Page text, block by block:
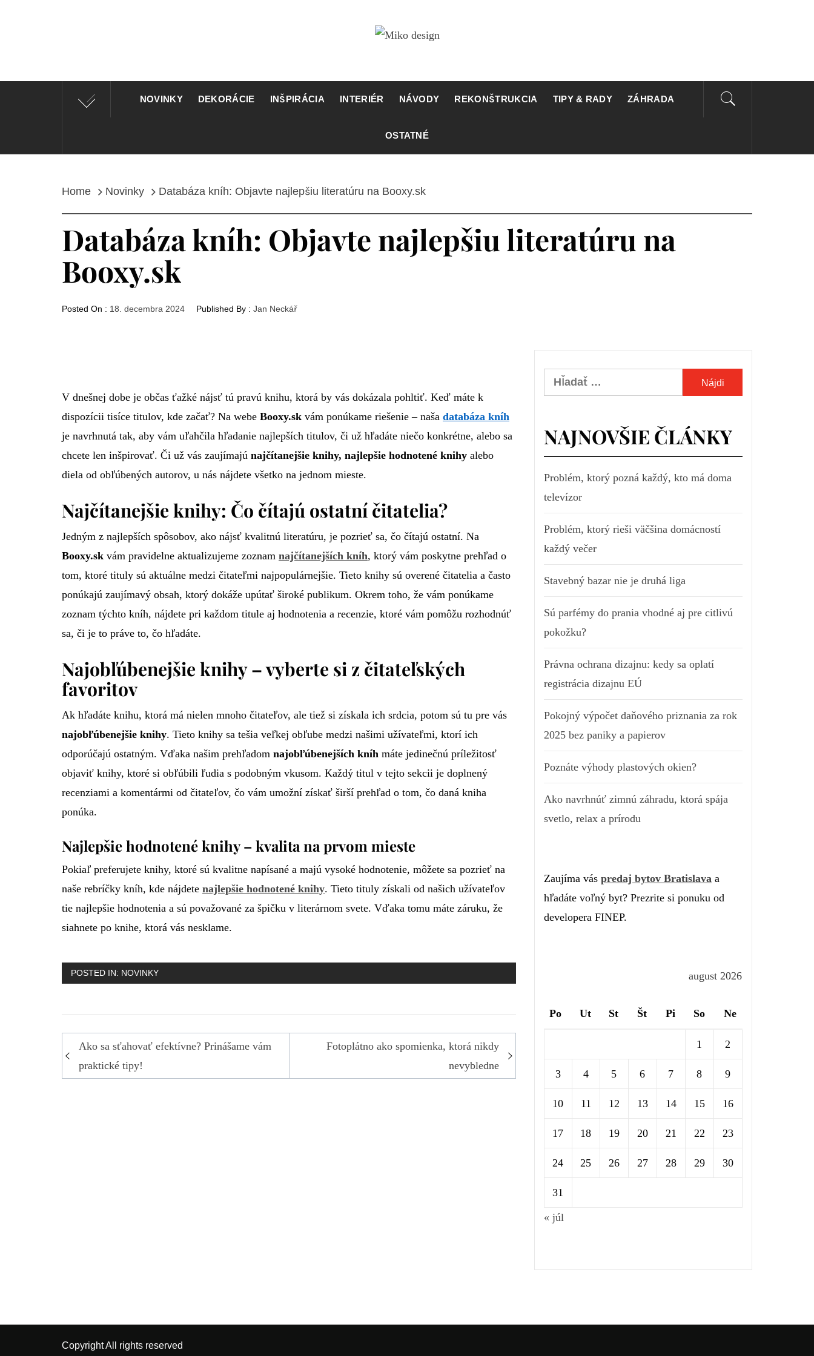
MIKO DESIGN
Novinky, tipy a inšpirácie pre bývaní
NOVINKY DEKORÁCIE INŠPIRÁCIA INTERIÉR NÁVODY REKONŠTRUKCIA TIPY & RADY ZÁHRADA
OSTATNÉ
Home Novinky Databáza kníh: Objavte najlepšiu literatúru na Booxy.sk
Databáza kníh: Objavte najlepšiu literatúru na
Booxy.sk
Posted On : 18. decembra 2024 Published By : Jan Neckář
V dnešnej dobe je občas ťažké nájsť tú pravú knihu, ktorá by vás dokázala pohltiť. Keď máte k
dispozícii tisíce titulov, kde začať? Na webe Booxy.sk vám ponúkame riešenie – naša databáza kníh
je navrhnutá tak, aby vám uľahčila hľadanie najlepších titulov, či už hľadáte niečo konkrétne, alebo sa
chcete len inšpirovať. Či už vás zaujímajú najčítanejšie knihy, najlepšie hodnotené knihy alebo
diela od obľúbených autorov, u nás nájdete všetko na jednom mieste.
Najčítanejšie knihy: Čo čítajú ostatní čitatelia?
Jedným z najlepších spôsobov, ako nájsť kvalitnú literatúru, je pozrieť sa, čo čítajú ostatní. Na
Booxy.sk vám pravidelne aktualizujeme zoznam najčítanejších kníh, ktorý vám poskytne prehľad o
tom, ktoré tituly sú aktuálne medzi čitateľmi najpopulárnejšie. Tieto knihy sú overené čitatelia a často
ponúkajú zaujímavý obsah, ktorý dokáže upútať široké publikum. Okrem toho, že vám ponúkame
zoznam týchto kníh, nájdete pri každom titule aj hodnotenia a recenzie, ktoré vám pomôžu rozhodnúť
sa, či je to práve to, čo hľadáte.
Najobľúbenejšie knihy – vyberte si z čitateľských
favoritov
Ak hľadáte knihu, ktorá má nielen mnoho čitateľov, ale tiež si získala ich srdcia, potom sú tu pre vás
najobľúbenejšie knihy. Tieto knihy sa tešia veľkej obľube medzi našimi užívateľmi, ktorí ich
odporúčajú ostatným. Vďaka našim prehľadom najobľúbenejších kníh máte jedinečnú príležitosť
objaviť knihy, ktoré si obľúbili ľudia s podobným vkusom. Každý titul v tejto sekcii je doplnený
recenziami a komentármi od čitateľov, čo vám umožní získať širší prehľad o tom, čo daná kniha
ponúka.
Najlepšie hodnotené knihy – kvalita na prvom mieste
Pokiaľ preferujete knihy, ktoré sú kvalitne napísané a majú vysoké hodnotenie, môžete sa pozrieť na
naše rebríčky kníh, kde nájdete najlepšie hodnotené knihy. Tieto tituly získali od našich užívateľov
tie najlepšie hodnotenia a sú považované za špičku v literárnom svete. Vďaka tomu máte záruku, že
siahnete po knihe, ktorá vás nesklame.
POSTED IN: NOVINKY
Navigácia
v
článku
Ako sa sťahovať efektívne? Prinášame vám
praktické tipy!
Fotoplátno ako spomienka, ktorá nikdy
nevybledne
Hľadať:
NAJNOVŠIE ČLÁNKY
Problém, ktorý pozná každý, kto má doma
televízor
Problém, ktorý rieši väčšina domácností
každý večer
Stavebný bazar nie je druhá liga
Sú parfémy do prania vhodné aj pre citlivú
pokožku?
Právna ochrana dizajnu: kedy sa oplatí
registrácia dizajnu EÚ
Pokojný výpočet daňového priznania za rok
2025 bez paniky a papierov
Poznáte výhody plastových okien?
Ako navrhnúť zimnú záhradu, ktorá spája
svetlo, relax a prírodu
Zaujíma vás predaj bytov Bratislava a
hľadáte voľný byt? Prezrite si ponuku od
developera FINEP.
august 2026
Po Ut St Št Pi So Ne
1 2
3 4 5 6 7 8 9
10 11 12 13 14 15 16
17 18 19 20 21 22 23
24 25 26 27 28 29 30
31
« júl
Copyright All rights reserved